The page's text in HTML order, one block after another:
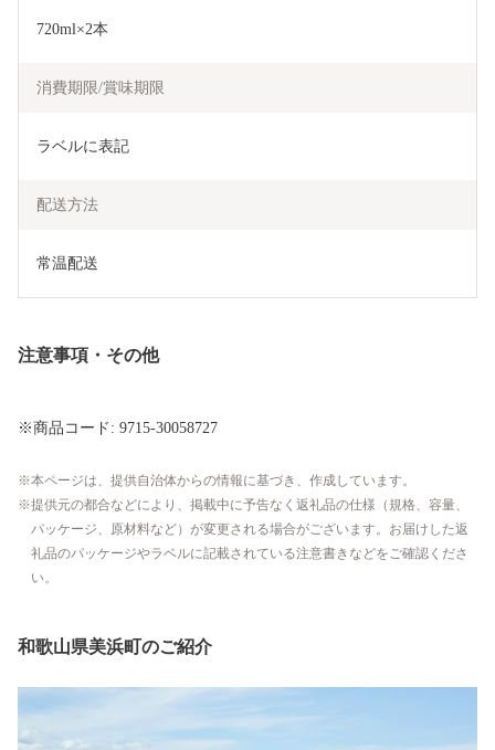
720ml×2本
消費期限/賞味期限
ラベルに表記
配送方法
常温配送
注意事項・その他
※商品コード: 9715-30058727
本ページは、提供自治体からの情報に基づき、作成しています。
提供元の都合などにより、掲載中に予告なく返礼品の仕様（規格、容量、
パッケージ、原材料など）が変更される場合がございます。お届けした返
礼品のパッケージやラベルに記載されている注意書きなどをご確認くださ
い。
和歌山県美浜町のご紹介